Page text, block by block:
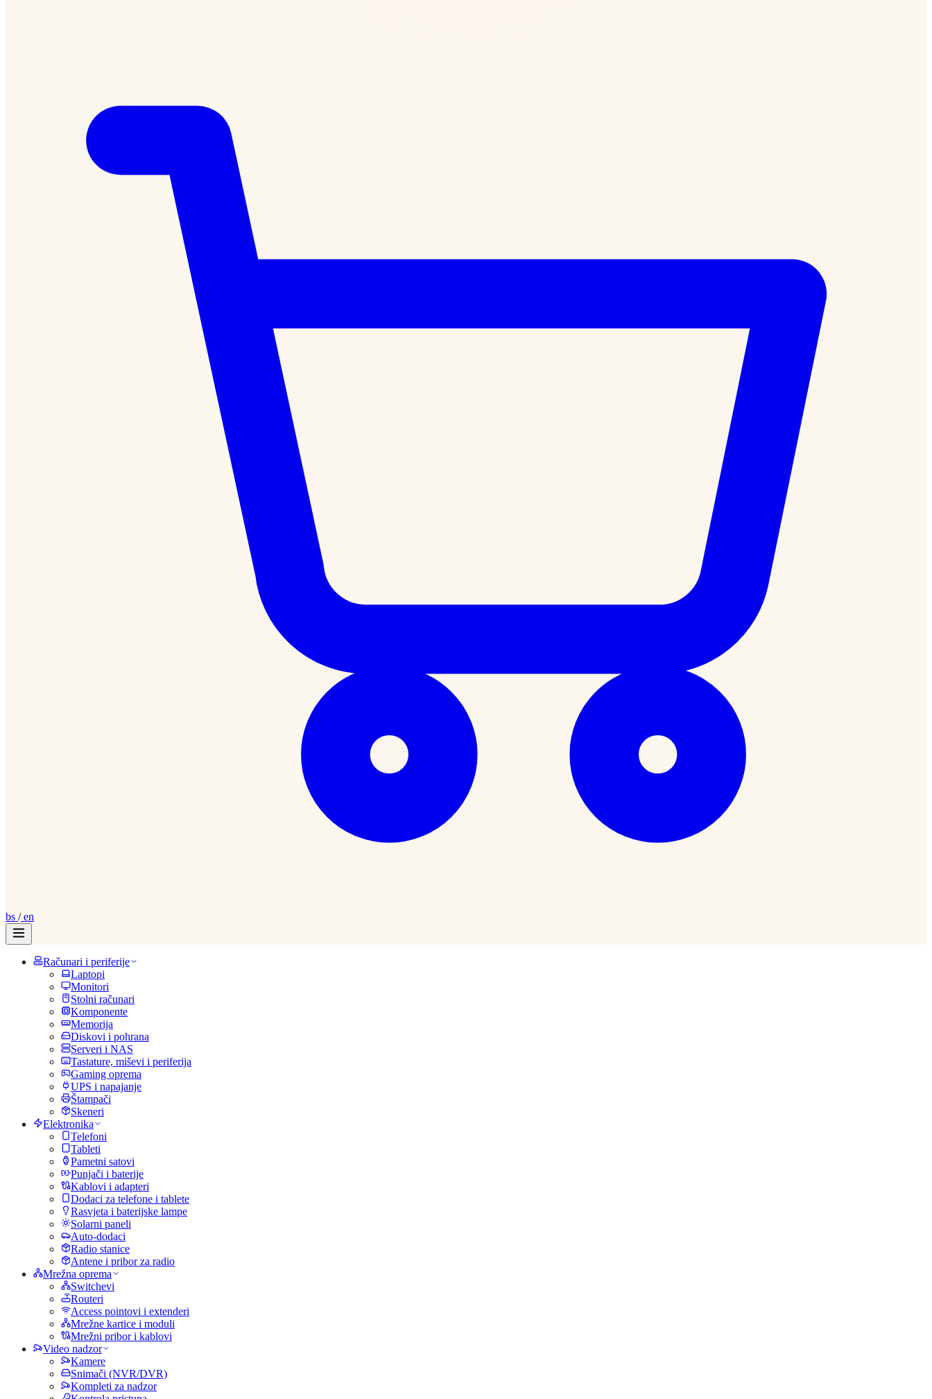
bs /en
Računari i periferije
Laptopi
Monitori
Stolni računari
Komponente
Memorija
Diskovi i pohrana
Serveri i NAS
Tastature, miševi i periferija
Gaming oprema
UPS i napajanje
Štampači
Skeneri
Elektronika
Telefoni
Tableti
Pametni satovi
Punjači i baterije
Kablovi i adapteri
Dodaci za telefone i tablete
Rasvjeta i baterijske lampe
Solarni paneli
Auto-dodaci
Radio stanice
Antene i pribor za radio
Mrežna oprema
Switchevi
Routeri
Access pointovi i extenderi
Mrežne kartice i moduli
Mrežni pribor i kablovi
Video nadzor
Kamere
Snimači (NVR/DVR)
Kompleti za nadzor